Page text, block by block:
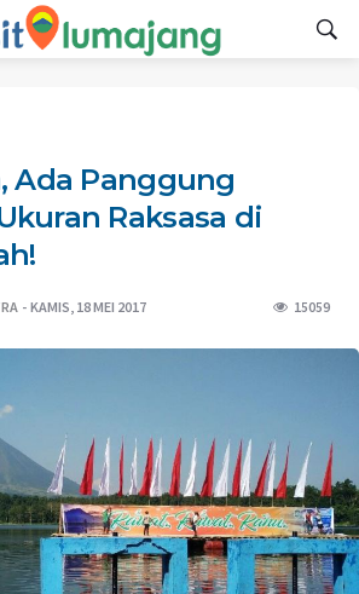
Ada Panggung
Raksasa di
KAMIS, 18 MEI 2017 15059